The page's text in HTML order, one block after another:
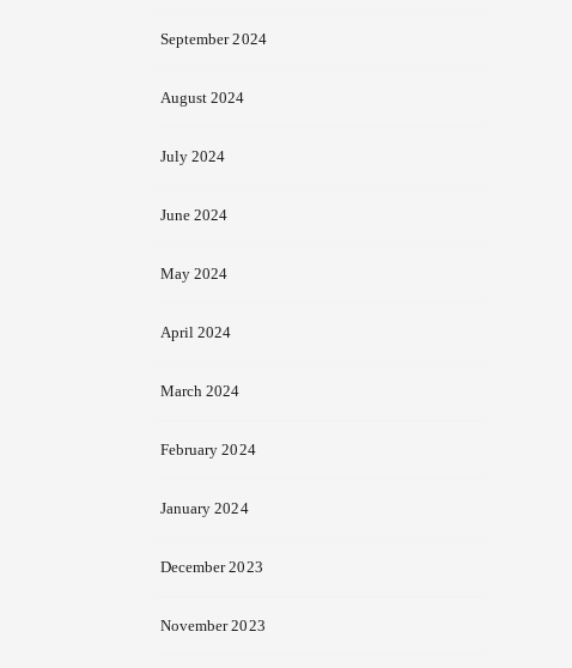
September 2024
August 2024
July 2024
June 2024
May 2024
April 2024
March 2024
February 2024
January 2024
December 2023
November 2023